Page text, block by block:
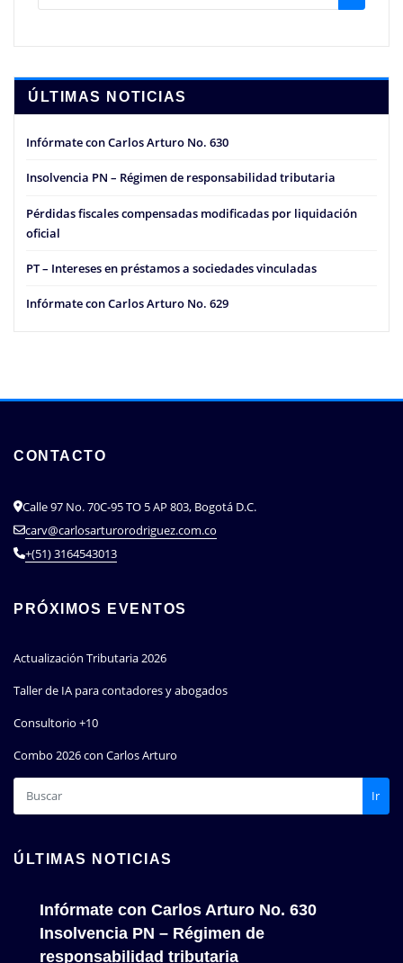
ÚLTIMAS NOTICIAS
Infórmate con Carlos Arturo No. 630
Insolvencia PN – Régimen de responsabilidad tributaria
Pérdidas fiscales compensadas modificadas por liquidación
oficial
PT – Intereses en préstamos a sociedades vinculadas
Infórmate con Carlos Arturo No. 629
CONTACTO
Calle 97 No. 70C-95 TO 5 AP 803, Bogotá D.C.
carv@carlosarturorodriguez.com.co
+(51) 3164543013
PRÓXIMOS EVENTOS
Actualización Tributaria 2026
Taller de IA para contadores y abogados
Consultorio +10
Combo 2026 con Carlos Arturo
Ir
ÚLTIMAS NOTICIAS
Infórmate con Carlos Arturo No. 630
Insolvencia PN – Régimen de
responsabilidad tributaria